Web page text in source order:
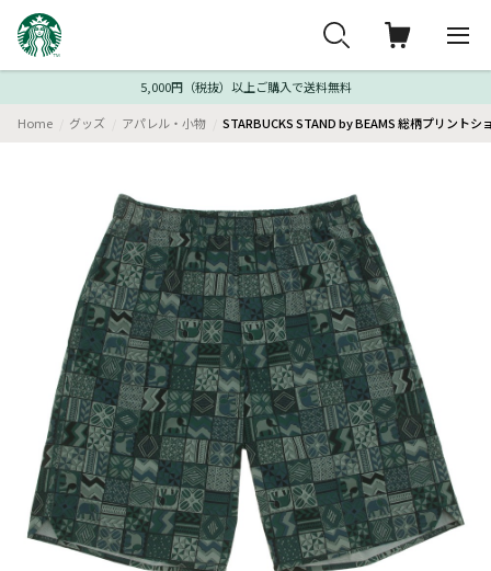
5,000円（税抜）以上ご購入で送料無料
Home グッズ アパレル・小物 STARBUCKS STAND by BEAMS 総柄プリントシ